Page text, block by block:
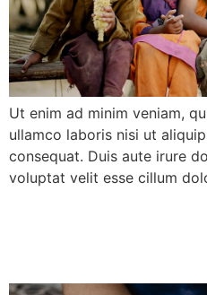
Ut enim ad minim veniam,
ullamco laboris nisi ut
consequat. Duis aute irure
voluptat velit esse cillum